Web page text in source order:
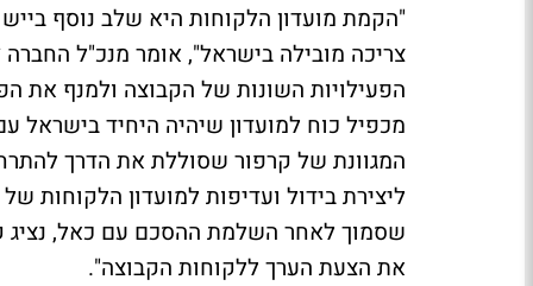
"הקמת מועדון הלקוחות היא שלב נוסף
צריכה מובילה בישראל", אומר מנכ"ל החברה
הפעילויות השונות של הקבוצה ולמנף את
מכפיל כוח למועדון שיהיה היחיד בישראל
המגוונת של קרפור שסוללת את הדרך
ליצירת בידול ועדיפות למועדון הלקוחות
שסמוך לאחר השלמת ההסכם עם כאל, נציג
את הצעת הערך ללקוחות הקבוצה".